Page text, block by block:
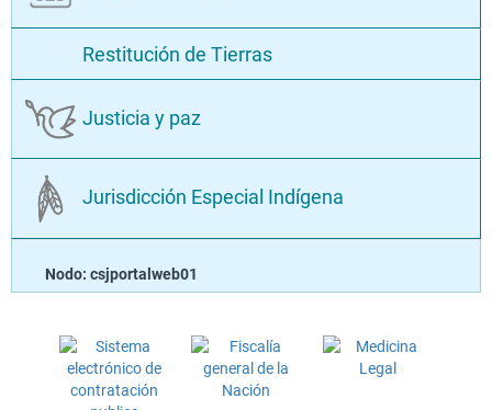
Santander, Capital: Bucaramanga
Sucre, Capital: Sincelejo
Valle del Cauca, Capital: Cali
Restitución de Tierras